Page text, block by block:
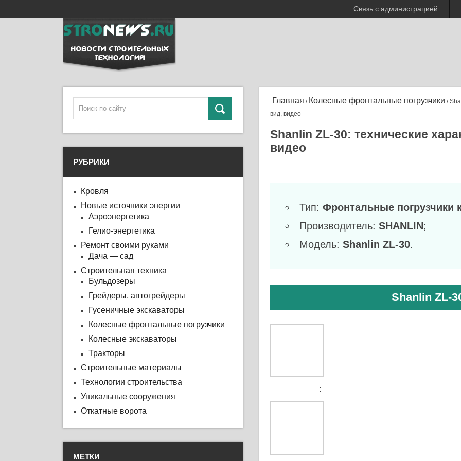
Связь с администрацией
Главная / Колесные фронтальные погрузчики /
вид, видео
Shanlin ZL-30: технические
видео
Тип: Фронтальные погрузчики
Производитель: SHANLIN;
Модель: Shanlin ZL-30.
Shanlin ZL-
РУБРИКИ
Кровля
Новые источники энергии
Аэроэнергетика
Гелио-энергетика
Ремонт своими руками
Дача — сад
Строительная техника
Бульдозеры
Грейдеры, автогрейдеры
Гусеничные экскаваторы
Колесные фронтальные погрузчики
Колесные экскаваторы
Тракторы
Строительные материалы
Технологии строительства
Уникальные сооружения
Откатные ворота
МЕТКИ